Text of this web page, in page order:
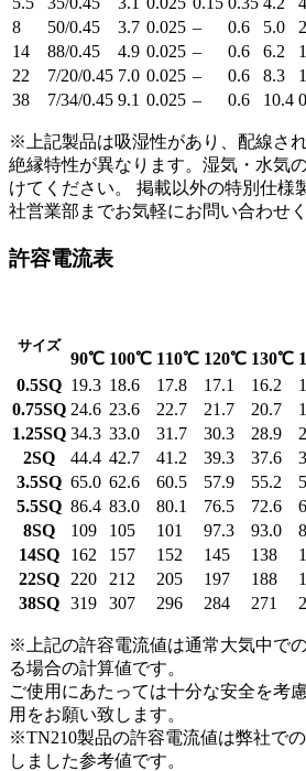
8
50/0.45 3.7 0.025 – 0.6 5.0
14
88/0.45 4.9 0.025 – 0.6 6.2
22
7/20/0.45 7.0 0.025 – 0.6 8.3
38
7/34/0.45 9.1 0.025 – 0.6 10.4
※上記製品は吸湿性があり、配線さ
絶縁特性が異なります。湿気・水気
けてください。 掲載以外の特別仕様
社営業部までお気軽にお問い合わせく
許容電流表
サイズ
90℃ 100℃ 110℃ 120℃ 130℃
0.5SQ 19.3 18.6 17.8 17.1 16.2
0.75SQ 24.6 23.6 22.7 21.7 20.7
1.25SQ 34.3 33.0 31.7 30.3 28.9
2SQ
44.4 42.7 41.2 39.3 37.6
3.5SQ 65.0 62.6 60.5 57.9 55.2
5.5SQ 86.4 83.0 80.1 76.5 72.6
8SQ
109 105 101 97.3 93.0
14SQ
162 157 152 145 138
22SQ
220 212 205 197 188
38SQ 319 307 296 284 271
※上記の許容電流値は通常大気中で
る場合の計算値です。
ご使用にあたっては十分な安全を考
用をお願い致します。
※TN210製品の許容電流値は弊社で
しました参考値です。